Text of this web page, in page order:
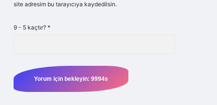
site adresim bu tarayıcıya kaydedilsin.
9 - 5 kaçtır? *